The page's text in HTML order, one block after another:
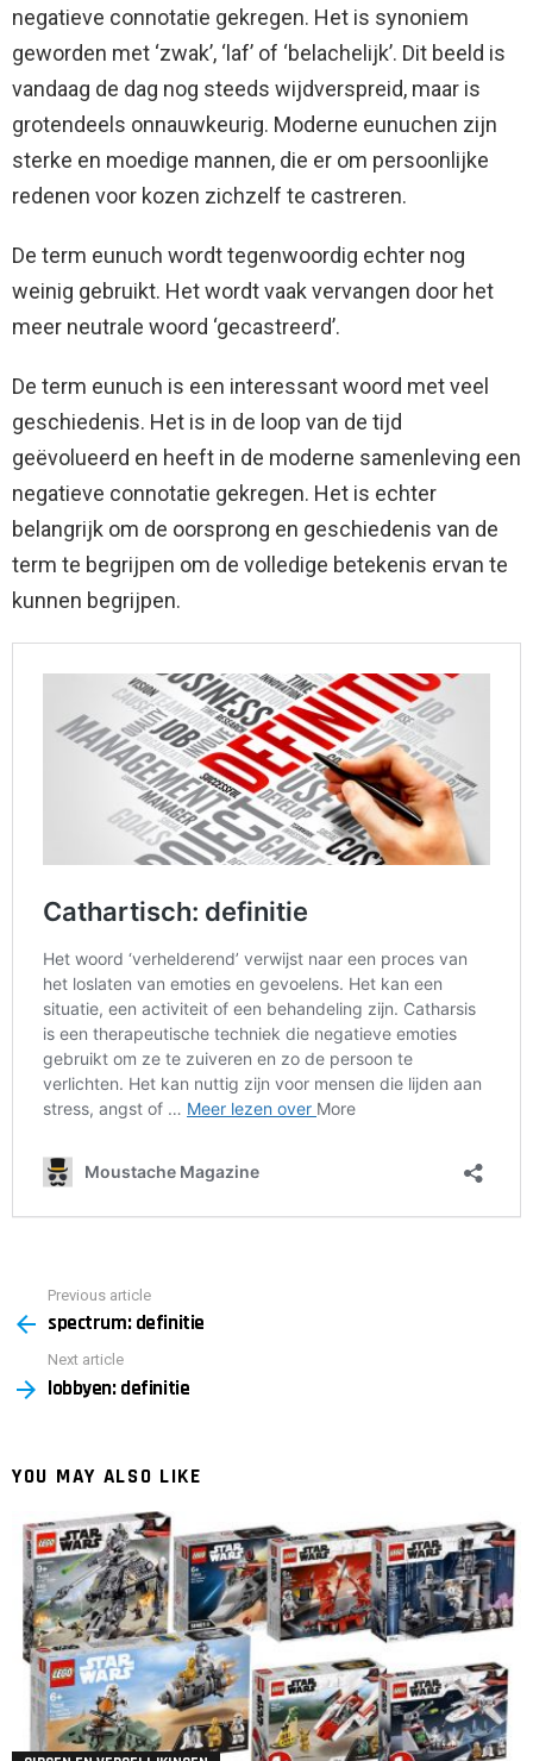
negatieve connotatie gekregen. Het is synoniem
geworden met ‘zwak’, ‘laf’ of ‘belachelijk’. Dit beeld is
vandaag de dag nog steeds wijdverspreid, maar is
grotendeels onnauwkeurig. Moderne eunuchen zijn
sterke en moedige mannen, die er om persoonlijke
redenen voor kozen zichzelf te castreren.
De term eunuch wordt tegenwoordig echter nog
weinig gebruikt. Het wordt vaak vervangen door het
meer neutrale woord ‘gecastreerd’.
De term eunuch is een interessant woord met veel
geschiedenis. Het is in de loop van de tijd
geëvolueerd en heeft in de moderne samenleving een
negatieve connotatie gekregen. Het is echter
belangrijk om de oorsprong en geschiedenis van de
term te begrijpen om de volledige betekenis ervan te
kunnen begrijpen.
more
Previous article
spectrum: definitie
Next article
lobbyen: definitie
YOU MAY ALSO LIKE